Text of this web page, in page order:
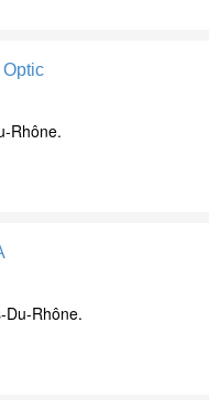
Rhône.
Du-Rhône.